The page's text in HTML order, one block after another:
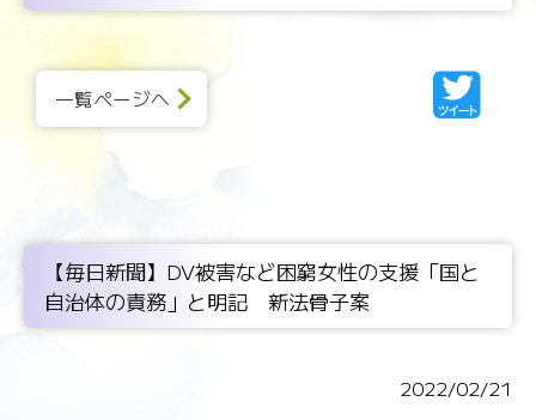
一覧ページへ
【毎日新聞】DV被害など困窮女性の支援「国と
自治体の責務」と明記 新法骨子案
2022/02/21